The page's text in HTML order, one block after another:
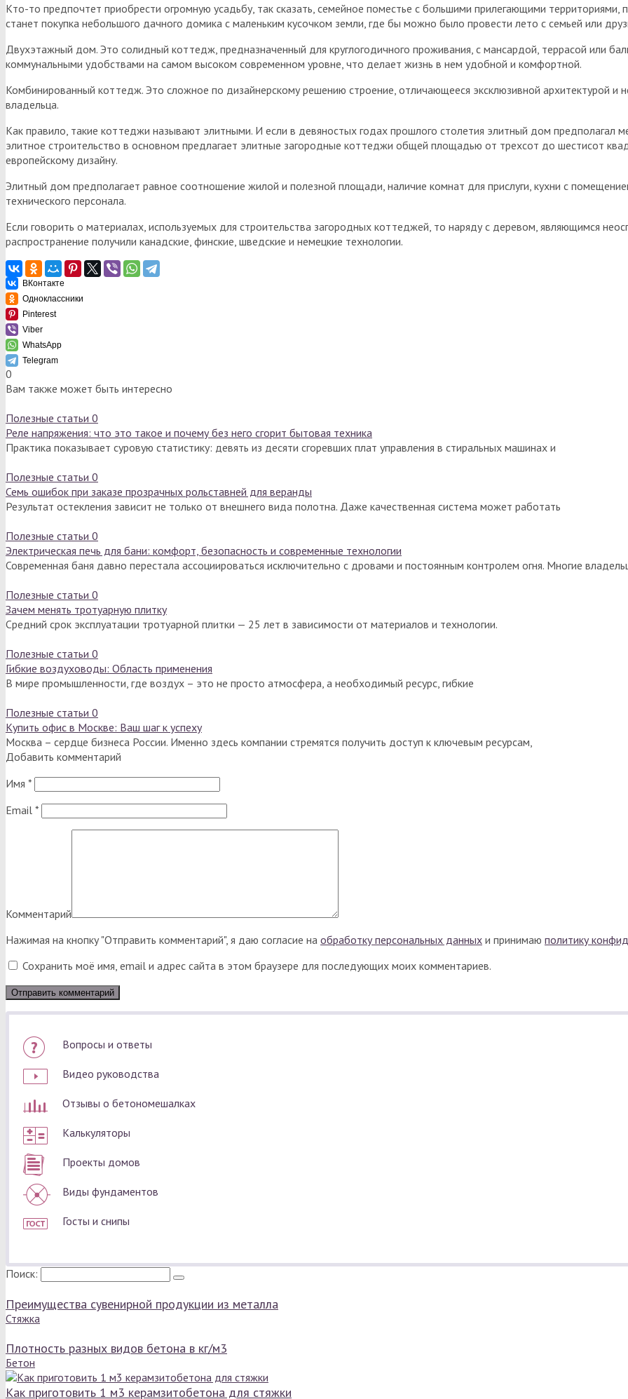
Кто-то предпочтет приобрести огромную усадьбу, так сказать, семейное поместье с большими прилегающими
станет покупка небольшого дачного домика с маленьким кусочком земли, где бы можно было провести лето с семьей или
Двухэтажный дом. Это солидный коттедж, предназначенный для круглогодичного проживания, с мансардой, террасой или
коммунальными удобствами на самом высоком современном уровне, что делает жизнь в нем удобной и комфортной.
Комбинированный коттедж. Это сложное по дизайнерскому решению строение, отличающееся эксклюзивной архитектурой и
владельца.
Как правило, такие коттеджи называют элитными. И если в девяностых годах прошлого столетия элитный дом предполагал
элитное строительство в основном предлагает элитные загородные коттеджи общей площадью от трехсот до шестисот
европейскому дизайну.
Элитный дом предполагает равное соотношение жилой и полезной площади, наличие комнат для прислуги, кухни с
технического персонала.
Если говорить о материалах, используемых для строительства загородных коттеджей, то наряду с деревом, являющимся
распространение получили канадские, финские, шведские и немецкие технологии.
ВКонтакте
Одноклассники
Pinterest
Viber
WhatsApp
Telegram
0
Вам также может быть интересно
Полезные статьи 0
Реле напряжения: что это такое и почему без него сгорит бытовая техника
Практика показывает суровую статистику: девять из десяти сгоревших плат управления в стиральных машинах и
Полезные статьи 0
Семь ошибок при заказе прозрачных рольставней для веранды
Результат остекления зависит не только от внешнего вида полотна. Даже качественная система может работать
Полезные статьи 0
Электрическая печь для бани: комфорт, безопасность и современные технологии
Современная баня давно перестала ассоциироваться исключительно с дровами и постоянным контролем огня. Многие
Полезные статьи 0
Зачем менять тротуарную плитку
Средний срок эксплуатации тротуарной плитки — 25 лет в зависимости от материалов и технологии.
Полезные статьи 0
Гибкие воздуховоды: Область применения
В мире промышленности, где воздух – это не просто атмосфера, а необходимый ресурс, гибкие
Полезные статьи 0
Купить офис в Москве: Ваш шаг к успеху
Москва – сердце бизнеса России. Именно здесь компании стремятся получить доступ к ключевым ресурсам,
Добавить комментарий
Имя *
Email *
Комментарий
Нажимая на кнопку "Отправить комментарий", я даю согласие на обработку персональных данных и принимаю политику
Сохранить моё имя, email и адрес сайта в этом браузере для последующих моих комментариев.
Вопросы и ответы
Видео руководства
Отзывы о бетономешалках
Калькуляторы
Проекты домов
Виды фундаментов
Госты и снипы
Поиск:
Преимущества сувенирной продукции из металла
Стяжка
Плотность разных видов бетона в кг/м3
Бетон
Как приготовить 1 м3 керамзитобетона для стяжки